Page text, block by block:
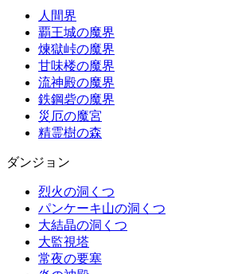
人間界
覇王城の魔界
煉獄峠の魔界
甘味楼の魔界
流神殿の魔界
鉄鋼砦の魔界
災厄の魔宮
精霊樹の森
ダンジョン
烈火の洞くつ
パンケーキ山の洞くつ
大結晶の洞くつ
大監視塔
常夜の要塞